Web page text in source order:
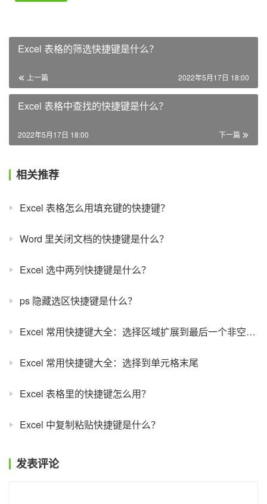
Excel 表格的筛选快捷键是什么？
上一篇 2022年5月17日 18:00
Excel 表格中查找的快捷键是什么？
下一篇
2022年5月17日 18:00
相关推荐
Excel 表格怎么用填充键的快捷键？
Word 里关闭文档的快捷键是什么？
Excel 选中两列快捷键是什么？
ps 隐藏选区快捷键是什么？
Excel 常用快捷键大全：选择区域扩展到最后一个非空单元格
Excel 常用快捷键大全：选择到单元格末尾
Excel 表格里的快捷键怎么用？
Excel 中复制粘贴快捷键是什么？
发表评论